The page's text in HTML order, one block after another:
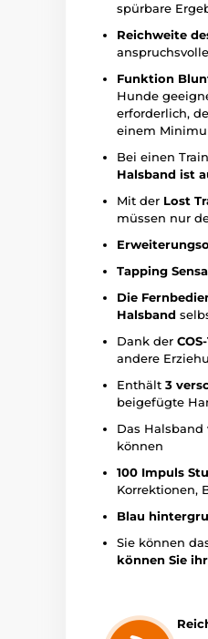
spürbare
Reichweite
Funktion
Hunde
erforderlich,
einem
Bei einen
Halsband ist
Mit der Lost
müssen nur
Tapping
Die
Halsband
Dank der
andere
Enthält 3
beigefügte
Das
können
100 Impuls
Korrektionen,
Blau
Sie können
können Sie